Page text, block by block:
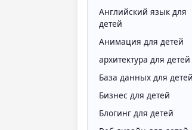
Английский язык для
детей
Анимация для детей
архитектура для детей
База данных для детей
Бизнес для детей
Блогинг для детей